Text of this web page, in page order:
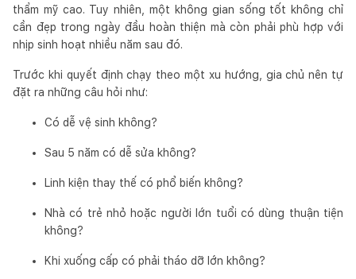
thẩm mỹ cao. Tuy nhiên, một không gian sống tốt không chỉ
cần đẹp trong ngày đầu hoàn thiện mà còn phải phù hợp với
nhịp sinh hoạt nhiều năm sau đó.
Trước khi quyết định chạy theo một xu hướng, gia chủ nên tự
đặt ra những câu hỏi như:
Có dễ vệ sinh không?
Sau 5 năm có dễ sửa không?
Linh kiện thay thế có phổ biến không?
Nhà có trẻ nhỏ hoặc người lớn tuổi có dùng thuận tiện
không?
Khi xuống cấp có phải tháo dỡ lớn không?